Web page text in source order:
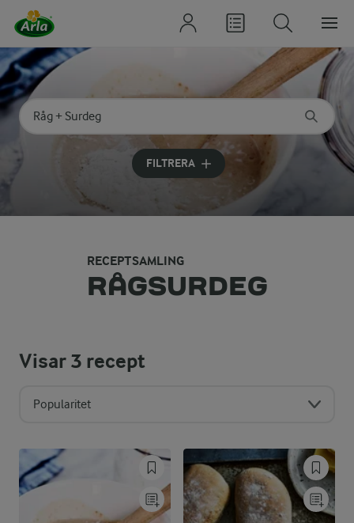
Sök på kategori eller ingrediens
Skriv in sökord för att få förslag
FILTRERA
RECEPTSAMLING
RÅGSURDEG
Visar3 recept
Popularitet